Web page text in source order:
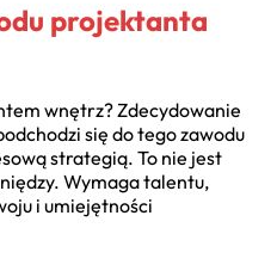
projektanta
wnętrz? Zdecydowanie
się do tego zawodu
strategią. To nie jest
Wymaga talentu,
i umiejętności